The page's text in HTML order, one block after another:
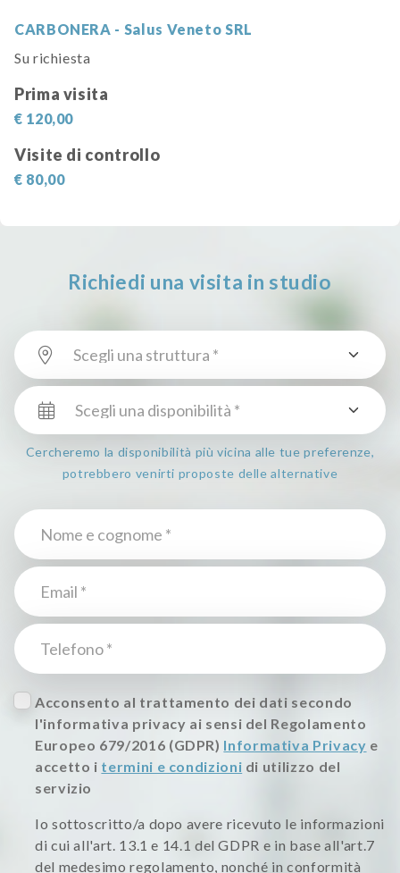
CARBONERA - Salus Veneto SRL
Su richiesta
Prima visita
€ 120,00
Visite di controllo
€ 80,00
Richiedi una visita in studio
Cercheremo la disponibilità più vicina alle tue preferenze,
potrebbero venirti proposte delle alternative
Acconsento al trattamento dei dati secondo
l'informativa privacy ai sensi del Regolamento
Europeo 679/2016 (GDPR) Informativa Privacy e
accetto i termini e condizioni di utilizzo del
servizio
Io sottoscritto/a dopo avere ricevuto le informazioni
di cui all'art. 13.1 e 14.1 del GDPR e in base all'art.7
del medesimo regolamento, nonché in conformità